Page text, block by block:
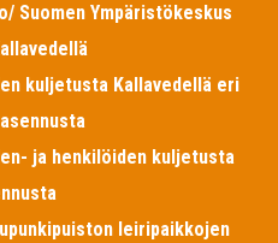
Suomen Ympäristökeskus
kuljetusta Kallavedellä eri
ja henkilöiden kuljetusta
leiripaikkojen